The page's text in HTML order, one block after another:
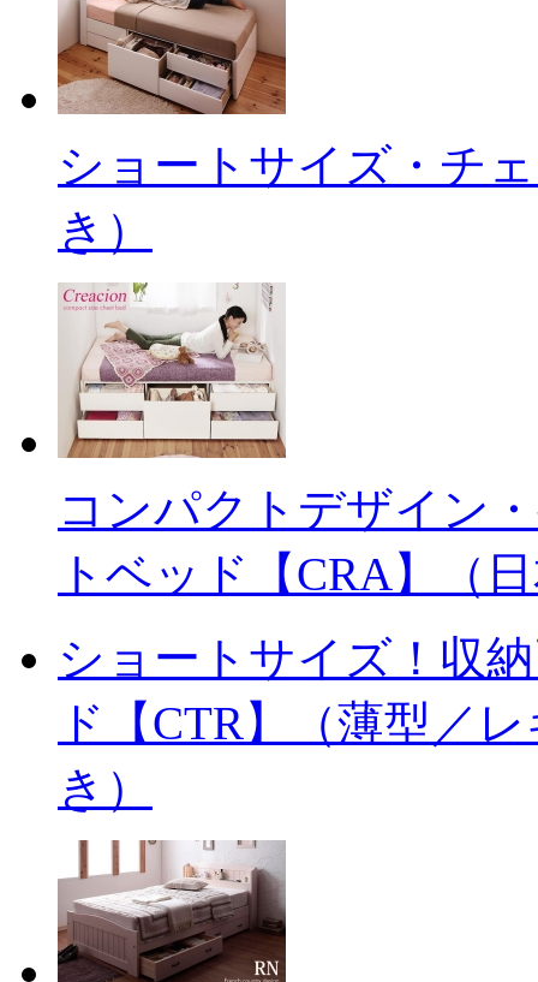
ショートサイズ・チ
き）
コンパクトデザイン
トベッド【CRA】（
ショートサイズ！収
ド【CTR】（薄型／
き）